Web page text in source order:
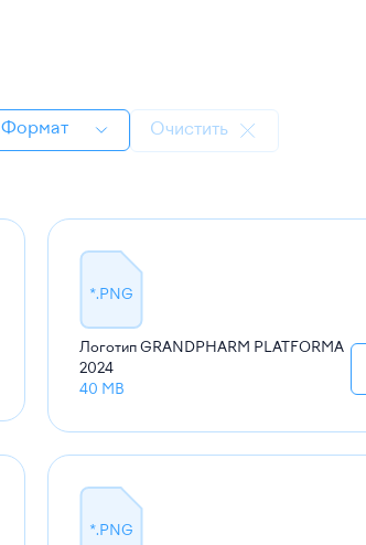
Формат Очистить
*.PNG
Логотип GRANDPHARM PLATFORMA
2024
40 MB
*.PNG